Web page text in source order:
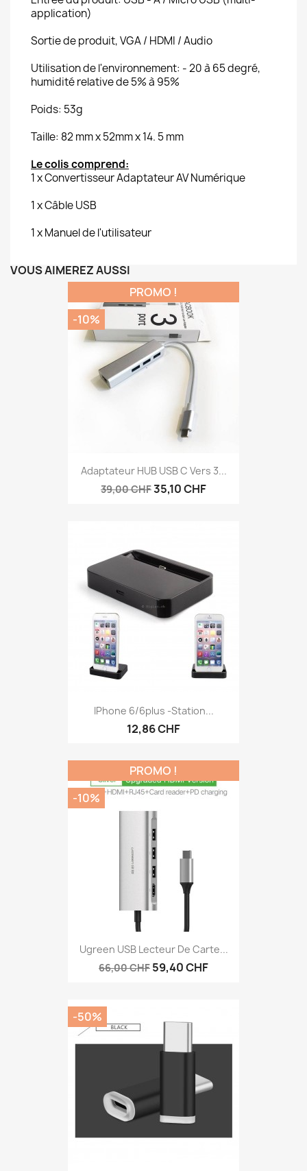
application)
Sortie de produit, VGA / HDMI / Audio
Utilisation de l'environnement: - 20 à 65 degré,
humidité relative de 5% à 95%
Poids: 53g
Taille: 82 mm x 52mm x 14. 5 mm
Le colis comprend:
1 x Convertisseur Adaptateur AV Numérique
1 x Câble USB
1 x Manuel de l'utilisateur
VOUS AIMEREZ AUSSI
Adaptateur HUB USB C Vers 3...
39,00 CHF35,10 CHF
PROMO !
-10%
IPhone 6/6plus -Station...
12,86 CHF
Ugreen USB Lecteur De Carte...
66,00 CHF 59,40 CHF
PROMO !
-10%
-50%